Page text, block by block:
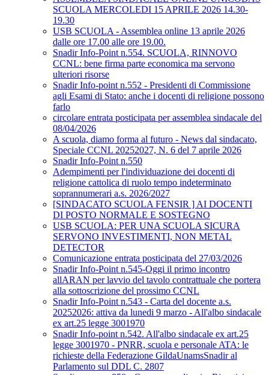
SCUOLA MERCOLEDI 15 APRILE 2026 14.30-
19.30
USB SCUOLA - Assemblea online 13 aprile 2026
dalle ore 17.00 alle ore 19.00.
Snadir Info-Point n.554. SCUOLA, RINNOVO
CCNL: bene firma parte economica ma servono
ulteriori risorse
Snadir Info-point n.552 - Presidenti di Commissione
agli Esami di Stato: anche i docenti di religione possono
farlo
circolare entrata posticipata per assemblea sindacale del
08/04/2026
A scuola, diamo forma al futuro - News dal sindacato,
Speciale CCNL 20252027, N. 6 del 7 aprile 2026
Snadir Info-Point n.550
Adempimenti per l'individuazione dei docenti di
religione cattolica di ruolo tempo indeterminato
soprannumerari a.s. 2026/2027
[SINDACATO SCUOLA FENSIR ] AI DOCENTI
DI POSTO NORMALE E SOSTEGNO
USB SCUOLA: PER UNA SCUOLA SICURA
SERVONO INVESTIMENTI, NON METAL
DETECTOR
Comunicazione entrata posticipata del 27/03/2026
Snadir Info-Point n.545-Oggi il primo incontro
allARAN per lavvio del tavolo contrattuale che portera
alla sottoscrizione del prossimo CCNL
Snadir Info-Point n.543 - Carta del docente a.s.
20252026: attiva da lunedi 9 marzo - All'albo sindacale
ex art.25 legge 3001970
Snadir Info-point n.542. All'albo sindacale ex art.25
legge 3001970 - PNRR, scuola e personale ATA: le
richieste della Federazione GildaUnamsSnadir al
Parlamento sul DDL C. 2807